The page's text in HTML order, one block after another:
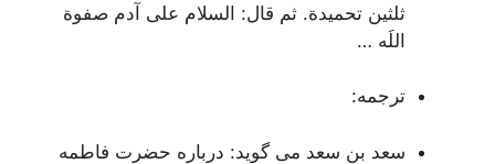
ثلثین تحمیدة. ثم قال: السلام علی آدم صفوة
اللَه …
ترجمه:
سعد بن سعد می گوید: درباره حضرت فاطمه